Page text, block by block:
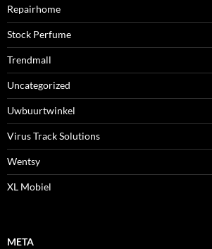
Repairhome
Stock Perfume
Trendmall
Uncategorized
Uwbuurtwinkel
Virus Track Solutions
Wentsy
XL Mobiel
META